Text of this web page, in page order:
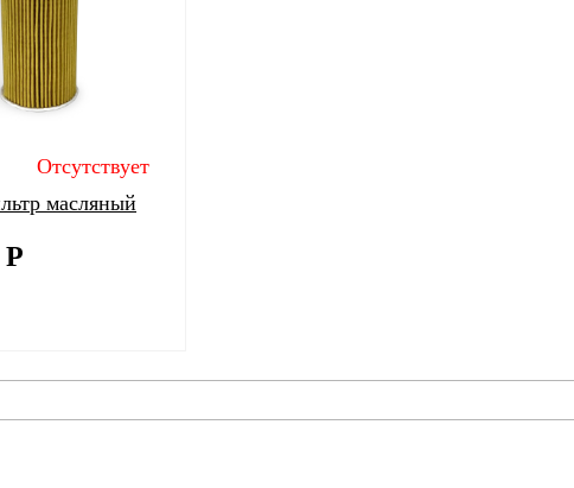
Отсутствует
масляный
Р